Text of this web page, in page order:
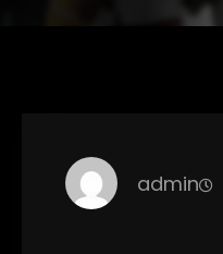
admin